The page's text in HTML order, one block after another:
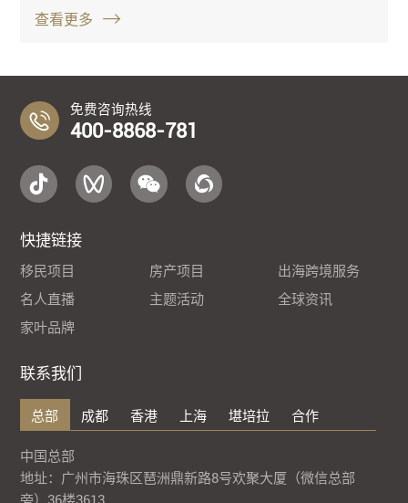
查看更多
免费咨询热线
400-8868-781
快捷链接
移民项目 房产项目
出海跨境服务
名人直播
主题活动
全球资讯
家叶品牌
联系我们
总部 成都 香港 上海 堪培拉 合作
中国总部
地址：广州市海珠区琶洲鼎新路8号欢聚大厦（微信总部